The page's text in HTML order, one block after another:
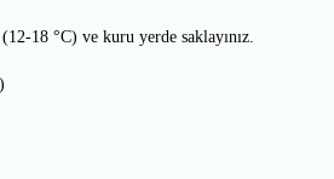
18 °C) ve kuru yerde saklayınız.